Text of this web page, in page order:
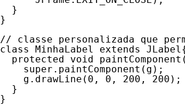
}
}
// classe personalizada que
class MinhaLabel extends
protected void
super.paintComponent(g);
g.drawLine(0, 0, 200, 200);
}
}